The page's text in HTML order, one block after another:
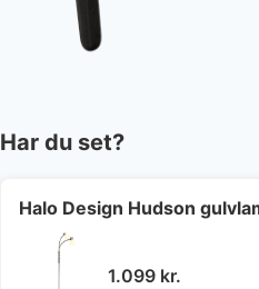
Har du set?
Halo Design Hudson
1.099 kr.